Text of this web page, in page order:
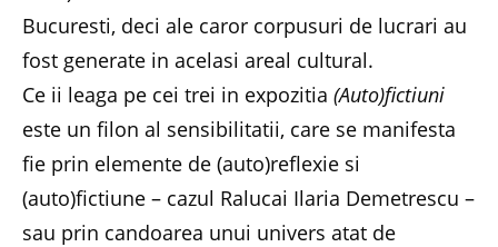
Bucuresti, deci ale caror corpusuri de lucrari au
fost generate in acelasi areal cultural.
Ce ii leaga pe cei trei in expozitia (Auto)fictiuni
este un filon al sensibilitatii, care se manifesta
fie prin elemente de (auto)reflexie si
(auto)fictiune – cazul Ralucai Ilaria Demetrescu –
sau prin candoarea unui univers atat de